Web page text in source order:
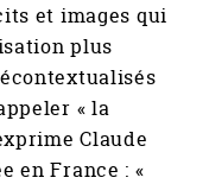
et images qui
plus
« la
Claude
en France : «